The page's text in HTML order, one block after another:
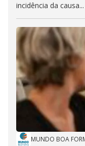
incidência da causa...
MUNDO BOA